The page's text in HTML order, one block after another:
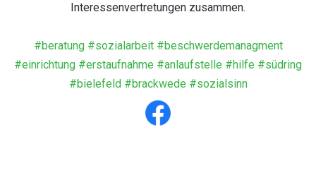
Interessenvertretungen zusammen.
#beratung #sozialarbeit #beschwerdemanagment
#einrichtung #erstaufnahme #anlaufstelle #hilfe #südring
#bielefeld #brackwede #sozialsinn